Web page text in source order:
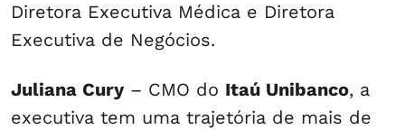
Diretora Executiva Médica e Diretora
Executiva de Negócios.
Juliana Cury– CMO do Itaú Unibanco, a
executiva tem uma trajetória de mais de